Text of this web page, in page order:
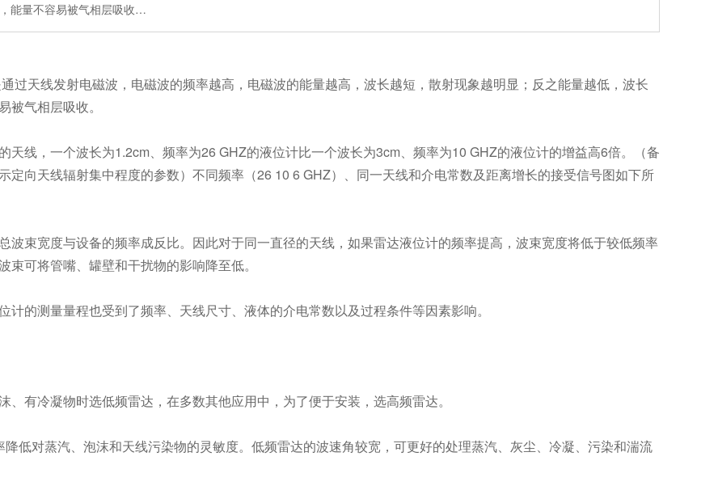
能量不容易被气相层吸收…
过天线发射电磁波，电磁波的频率越高，电磁波的能量越高，波长越短，散射现象越明显；反之能量越低，波长
被气相层吸收。
天线，一个波长为1.2cm、频率为26 GHZ的液位计比一个波长为3cm、频率为10 GHZ的液位计的增益高6倍。（备
定向天线辐射集中程度的参数）不同频率（26 10 6 GHZ）、同一天线和介电常数及距离增长的接受信号图如下所
波束宽度与设备的频率成反比。因此对于同一直径的天线，如果雷达液位计的频率提高，波束宽度将低于较低频率
束可将管嘴、罐壁和干扰物的影响降至低。
计的测量量程也受到了频率、天线尺寸、液体的介电常数以及过程条件等因素影响。
、有冷凝物时选低频雷达，在多数其他应用中，为了便于安装，选高频雷达。
低对蒸汽、泡沫和天线污染物的灵敏度。低频雷达的波速角较宽，可更好的处理蒸汽、灰尘、冷凝、污染和湍流